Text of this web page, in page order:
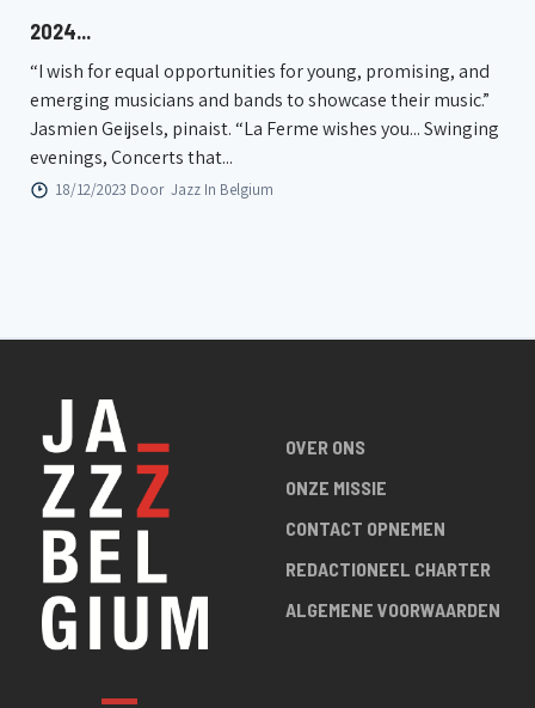
2024...
“I wish for equal opportunities for young, promising, and
emerging musicians and bands to showcase their music.”
Jasmien Geijsels, pinaist. “La Ferme wishes you... Swinging
evenings, Concerts that...
18/12/2023 Door Jazz In Belgium
OVER ONS
ONZE MISSIE
CONTACT OPNEMEN
REDACTIONEEL CHARTER
ALGEMENE VOORWAARDEN